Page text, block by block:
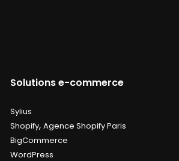
Solutions e-commerce
Sylius
Shopify,Agence Shopify Paris
BigCommerce
WordPress